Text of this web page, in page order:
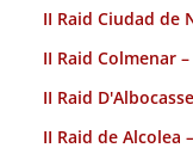
II Raid Ciudad de
II Raid Colmenar –
II Raid
II Raid de Alcolea